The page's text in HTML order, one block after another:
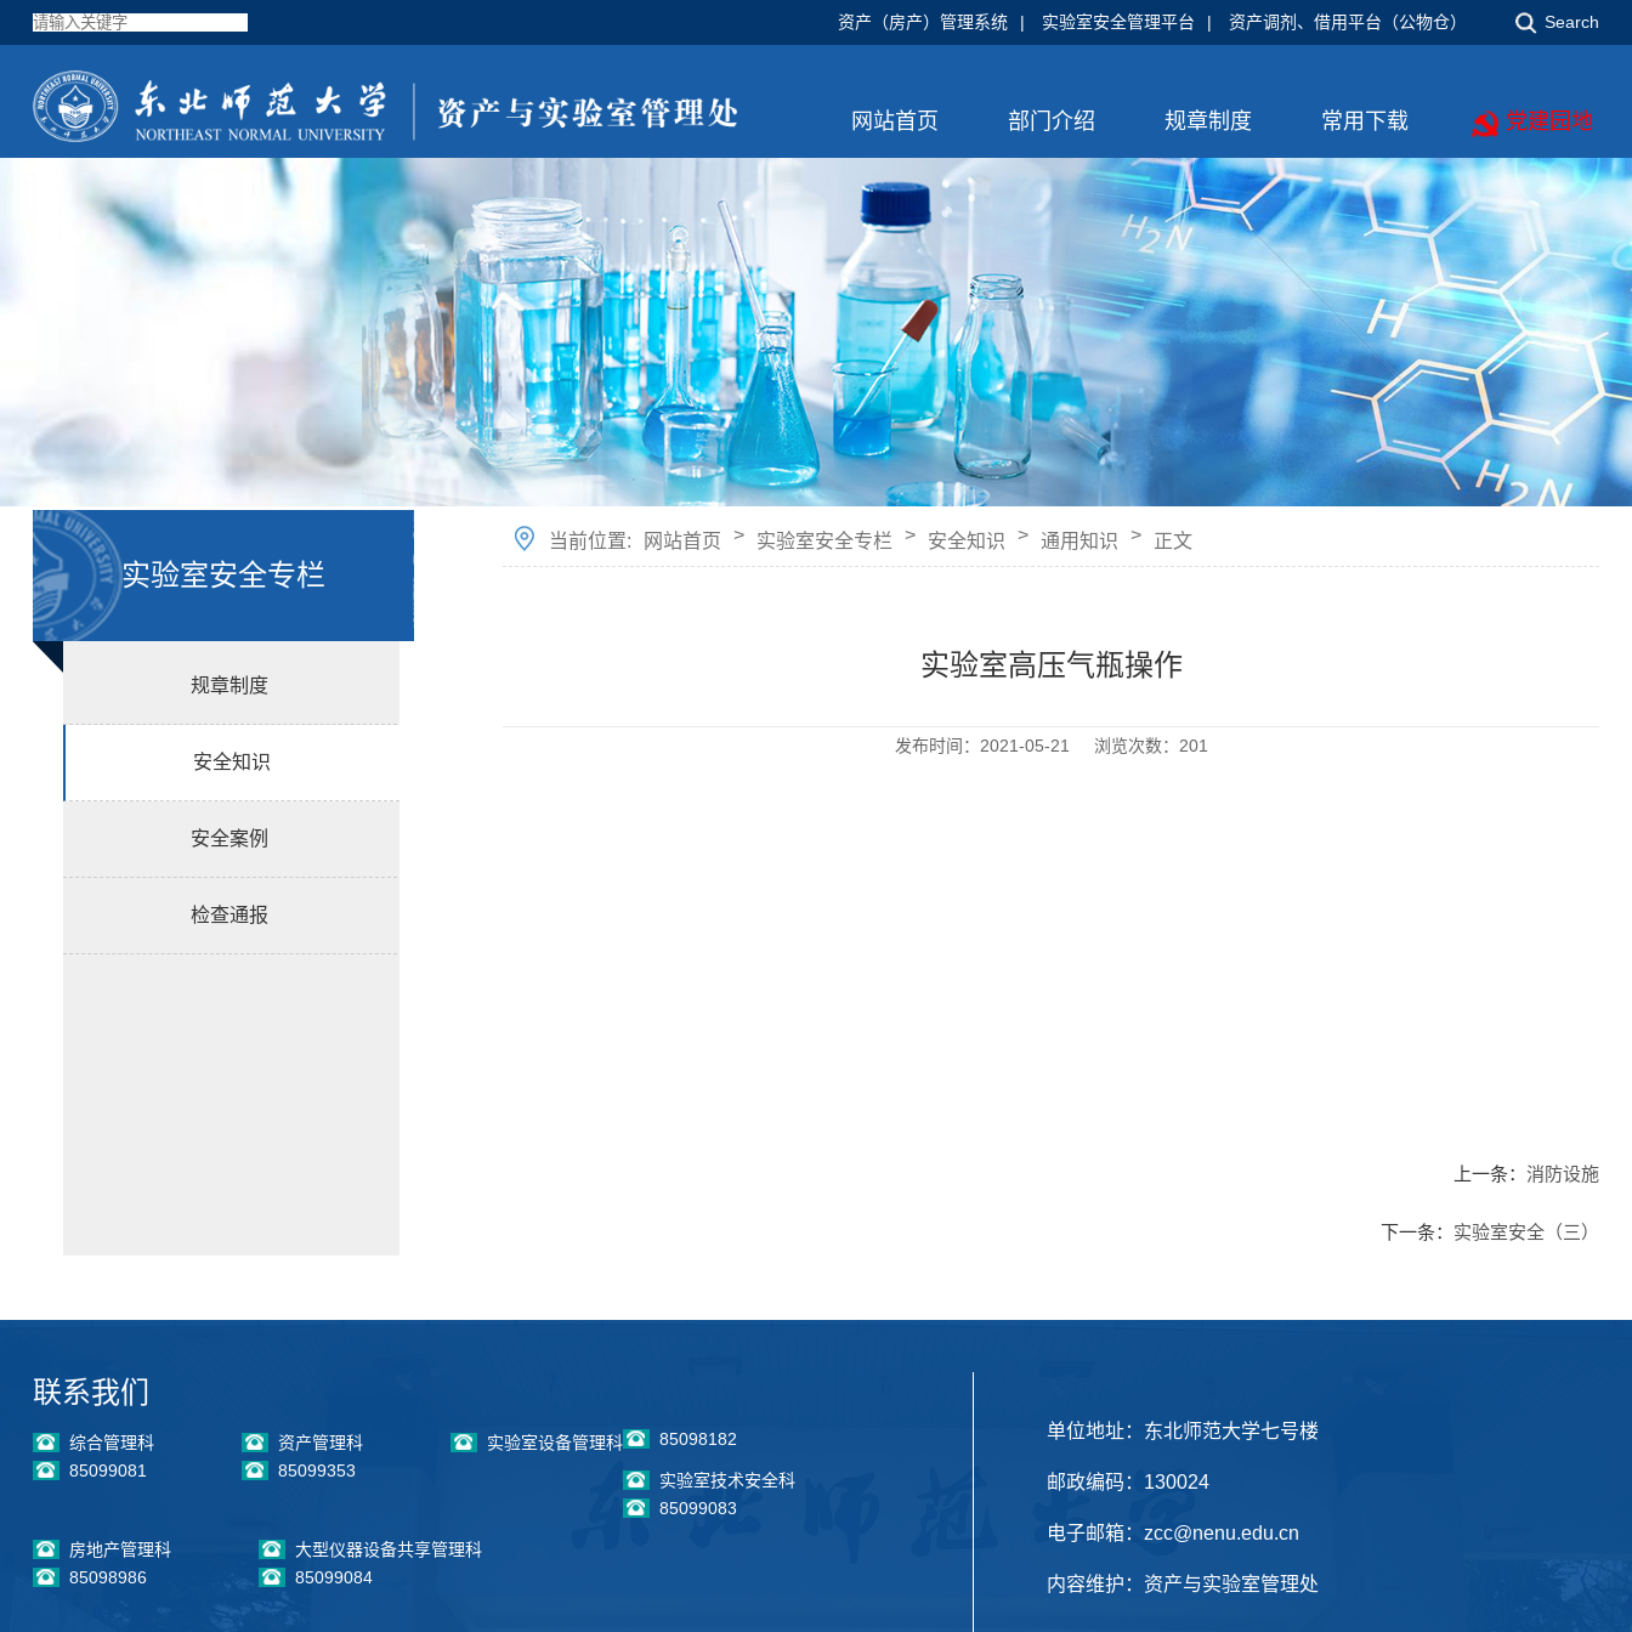
Search
资产（房产）管理系统 | 实验室安全管理平台 | 资产调剂、借用平台（公物仓）
网站首页 部门介绍 规章制度 常用下载 党建园地
实验室安全专栏
规章制度
安全知识
安全案例
检查通报
当前位置: 网站首页 > 实验室安全专栏 > 安全知识 > 通用知识 > 正文
实验室高压气瓶操作
发布时间：2021-05-21 浏览次数： 201
上一条：消防设施
下一条： 实验室安全（三）
联系我们
综合管理科
85099081
资产管理科
85099353
实验室设备管理科 85098182
实验室技术安全科
85099083
房地产管理科
85098986
大型仪器设备共享管理科
85099084
单位地址：东北师范大学七号楼
邮政编码：130024
电子邮箱：zcc@nenu.edu.cn
内容维护：资产与实验室管理处